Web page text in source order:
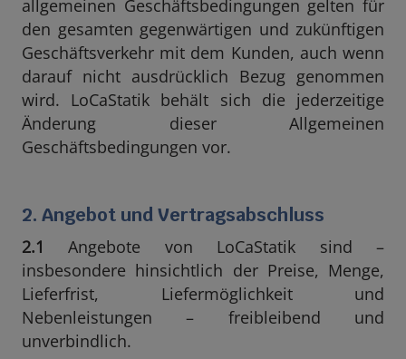
allgemeinen Geschäftsbedingungen gelten für
den gesamten gegenwärtigen und zukünftigen
Geschäftsverkehr mit dem Kunden, auch wenn
darauf nicht ausdrücklich Bezug genommen
wird. LoCaStatik behält sich die jederzeitige
Änderung dieser Allgemeinen
Geschäftsbedingungen vor.
2. Angebot und Vertragsabschluss
2.1
Angebote von LoCaStatik sind –
insbesondere hinsichtlich der Preise, Menge,
Lieferfrist, Liefermöglichkeit und
Nebenleistungen – freibleibend und
unverbindlich.